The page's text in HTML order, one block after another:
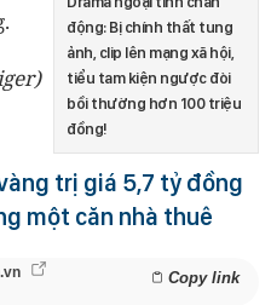
động: Bị chính thất tung
ảnh, clip lên mạng xã hội,
tiểu tam kiện ngược đòi
bồi thường hơn 100 triệu
đồng!
trị giá 5,7 tỷ đồng
một căn nhà thuê
Copy link